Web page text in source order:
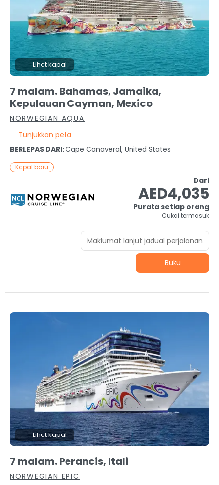
Lihat kapal
7 malam. Bahamas, Jamaika,
Kepulauan Cayman, Mexico
NORWEGIAN AQUA
Tunjukkan peta
BERLEPAS DARI:Cape Canaveral, United States
Kapal baru
Dari
AED4,035
Purata setiap orang
Cukai termasuk
Maklumat lanjut jadual perjalanan
Buku
Lihat kapal
7 malam. Perancis, Itali
NORWEGIAN EPIC